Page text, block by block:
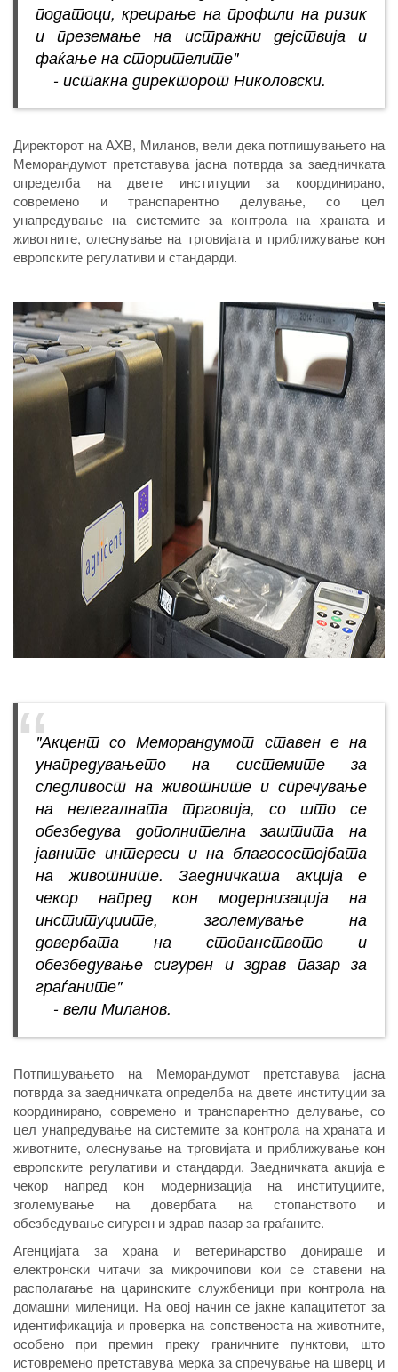
податоци, креирање на профили на ризик
и преземање на истражни дејствија и
фаќање на сторителите"
- истакна директорот Николовски.
Директорот на АХВ, Миланов, вели дека потпишувањето на
Меморандумот претставува јасна потврда за заедничката
определба на двете институции за координирано,
современо и транспарентно делување, со цел
унапредување на системите за контрола на храната и
животните, олеснување на трговијата и приближување кон
европските регулативи и стандарди.
"Акцент со Меморандумот ставен е на
унапредувањето на системите за
следливост на животните и спречување
на нелегалната трговија, со што се
обезбедува дополнителна заштита на
јавните интереси и на благосостојбата
на животните. Заедничката акција е
чекор напред кон модернизација на
институциите, зголемување на
довербата на стопанството и
обезбедување сигурен и здрав пазар за
граѓаните"
- вели Миланов.
Потпишувањето на Меморандумот претставува јасна
потврда за заедничката определба на двете институции за
координирано, современо и транспарентно делување, со
цел унапредување на системите за контрола на храната и
животните, олеснување на трговијата и приближување кон
европските регулативи и стандарди. Заедничката акција е
чекор напред кон модернизација на институциите,
зголемување на довербата на стопанството и
обезбедување сигурен и здрав пазар за граѓаните.
Агенцијата за храна и ветеринарство донираше и
електронски читачи за микрочипови кои се ставени на
располагање на царинските службеници при контрола на
домашни миленици. На овој начин се јакне капацитетот за
идентификација и проверка на сопственоста на животните,
особено при премин преку граничните пунктови, што
истовремено претставува мерка за спречување на шверц и